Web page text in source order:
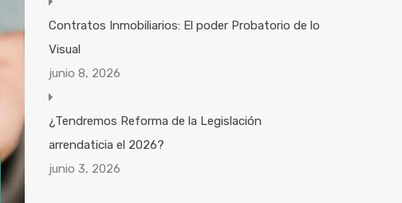
Contratos Inmobiliarios: El poder Probatorio de lo
Visual
junio 8, 2026
¿Tendremos Reforma de la Legislación
arrendaticia el 2026?
junio 3, 2026